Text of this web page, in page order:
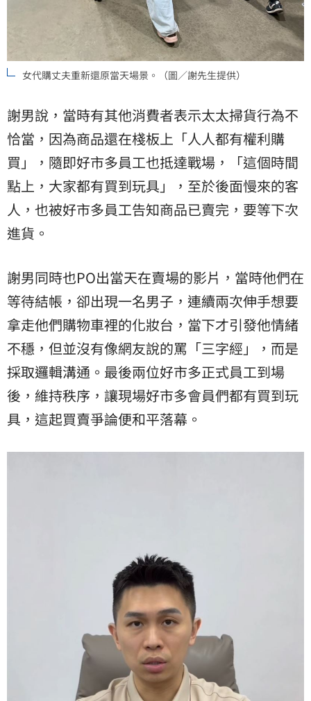
女代購丈夫重新還原當天場景。（圖／謝先生提供）
謝男說，當時有其他消費者表示太太掃貨行為不
恰當，因為商品還在棧板上「人人都有權利購
買」，隨即好市多員工也抵達戰場，「這個時間
點上，大家都有買到玩具」，至於後面慢來的客
人，也被好市多員工告知商品已賣完，要等下次
進貨。
謝男同時也PO出當天在賣場的影片，當時他們在
等待結帳，卻出現一名男子，連續兩次伸手想要
拿走他們購物車裡的化妝台，當下才引發他情緒
不穩，但並沒有像網友說的罵「三字經」，而是
採取邏輯溝通。最後兩位好市多正式員工到場
後，維持秩序，讓現場好市多會員們都有買到玩
具，這起買賣爭論便和平落幕。